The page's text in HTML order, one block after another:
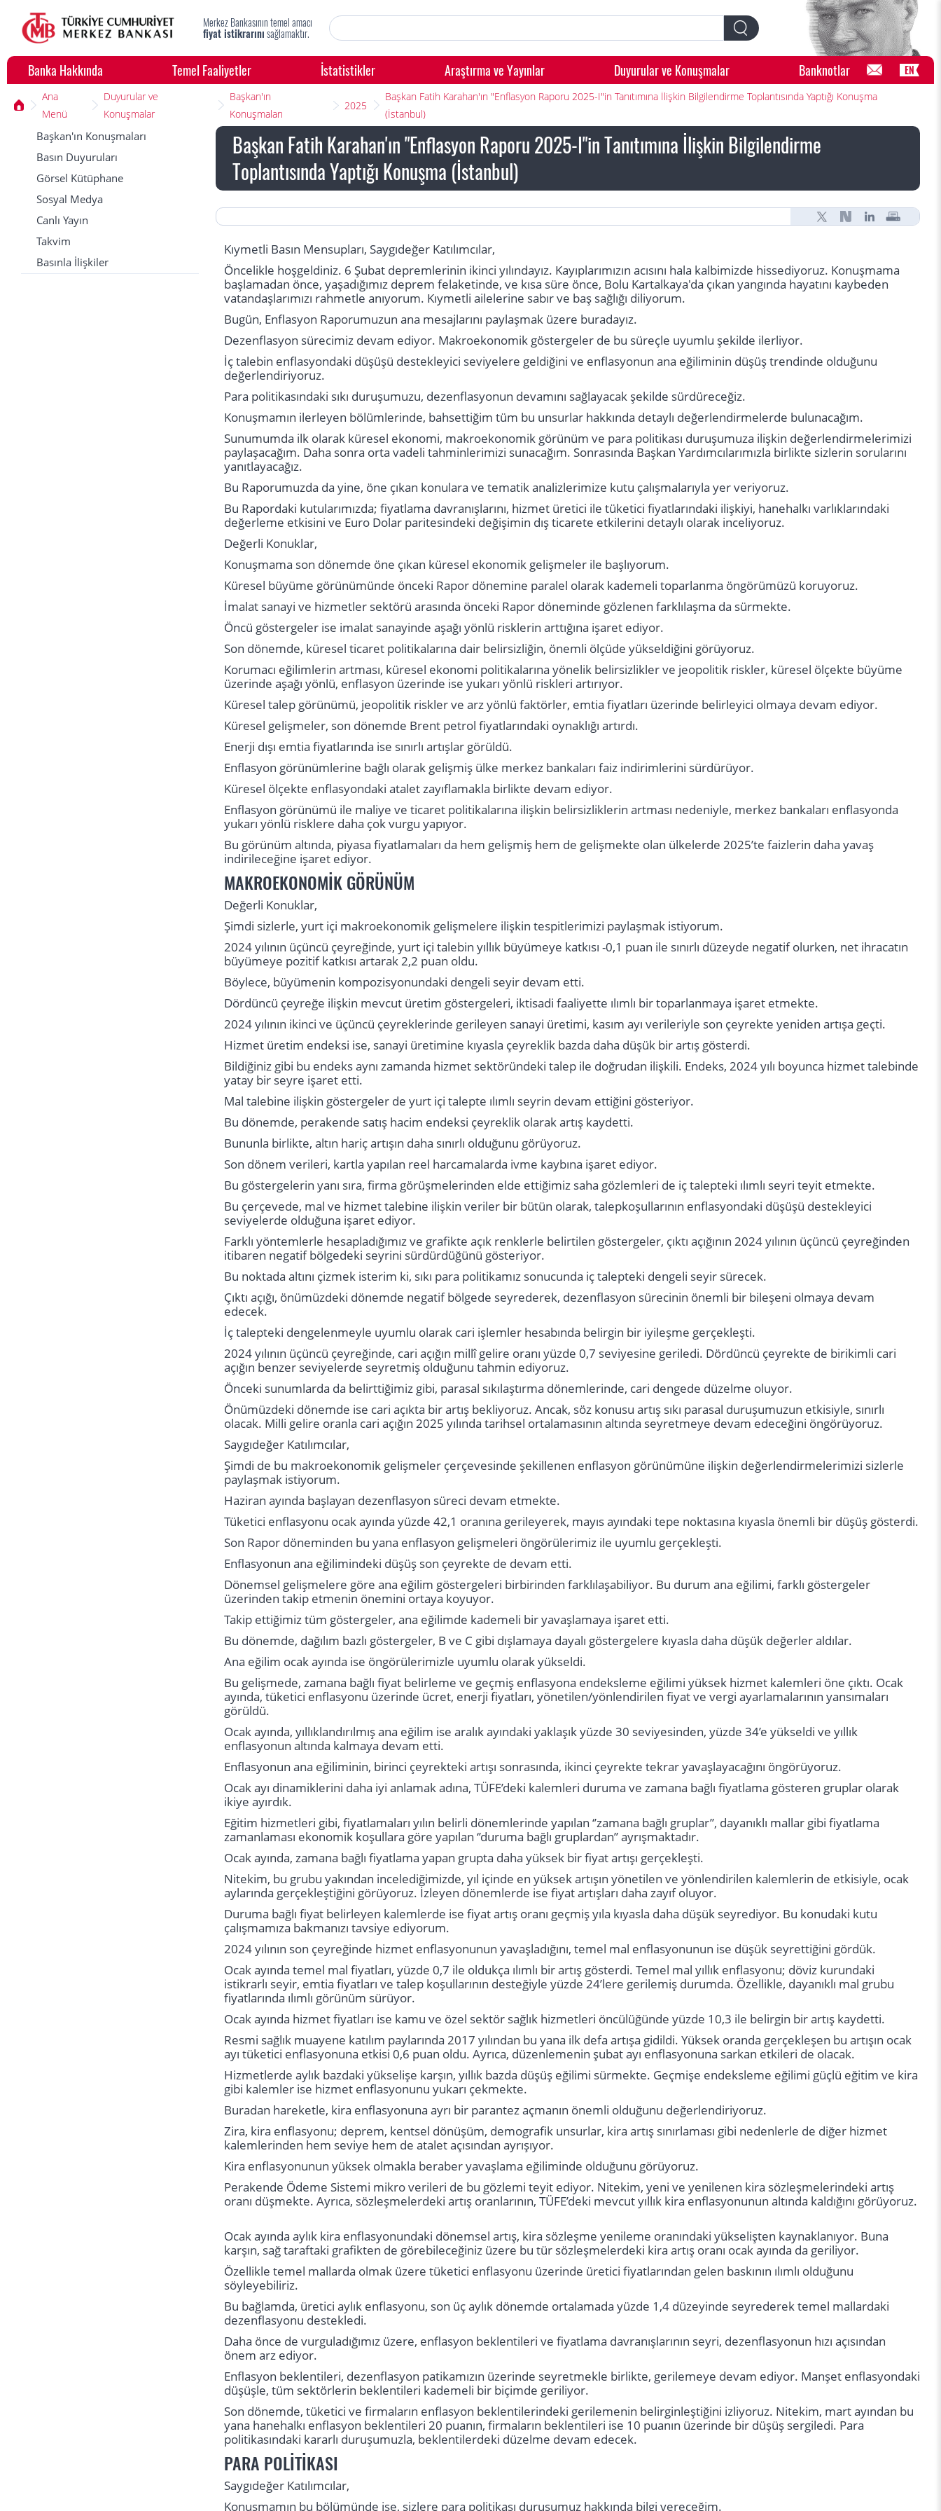
Merkez Bankasının temel amacı
fiyat istikrarınısağlamaktır.
Banka Hakkında Temel Faaliyetler İstatistikler Araştırma ve Yayınlar Duyurular ve Konuşmalar Banknotlar EN
Ana
Menü
Duyurular ve
Konuşmalar
Başkan'ın
Konuşmaları
2025
Başkan Fatih Karahan'ın "Enflasyon Raporu 2025-I"in Tanıtımına İlişkin Bilgilendirme Toplantısında Yaptığı Konuşma
(İstanbul)
Başkan'ın Konuşmaları
Basın Duyuruları
Görsel Kütüphane
Sosyal Medya
Canlı Yayın
Takvim
Basınla İlişkiler
Başkan Fatih Karahan'ın "Enflasyon Raporu 2025-I"in Tanıtımına İlişkin Bilgilendirme
Toplantısında Yaptığı Konuşma (İstanbul)
Kıymetli Basın Mensupları, Saygıdeğer Katılımcılar,
Öncelikle hoşgeldiniz. 6 Şubat depremlerinin ikinci yılındayız. Kayıplarımızın acısını hala kalbimizde hissediyoruz. Konuşmama
başlamadan önce, yaşadığımız deprem felaketinde, ve kısa süre önce, Bolu Kartalkaya'da çıkan yangında hayatını kaybeden
vatandaşlarımızı rahmetle anıyorum. Kıymetli ailelerine sabır ve baş sağlığı diliyorum.
Bugün, Enflasyon Raporumuzun ana mesajlarını paylaşmak üzere buradayız.
Dezenflasyon sürecimiz devam ediyor. Makroekonomik göstergeler de bu süreçle uyumlu şekilde ilerliyor.
İç talebin enflasyondaki düşüşü destekleyici seviyelere geldiğini ve enflasyonun ana eğiliminin düşüş trendinde olduğunu
değerlendiriyoruz.
Para politikasındaki sıkı duruşumuzu, dezenflasyonun devamını sağlayacak şekilde sürdüreceğiz.
Konuşmamın ilerleyen bölümlerinde, bahsettiğim tüm bu unsurlar hakkında detaylı değerlendirmelerde bulunacağım.
Sunumumda ilk olarak küresel ekonomi, makroekonomik görünüm ve para politikası duruşumuza ilişkin değerlendirmelerimizi
paylaşacağım. Daha sonra orta vadeli tahminlerimizi sunacağım. Sonrasında Başkan Yardımcılarımızla birlikte sizlerin sorularını
yanıtlayacağız.
Bu Raporumuzda da yine, öne çıkan konulara ve tematik analizlerimize kutu çalışmalarıyla yer veriyoruz.
Bu Rapordaki kutularımızda; fiyatlama davranışlarını, hizmet üretici ile tüketici fiyatlarındaki ilişkiyi, hanehalkı varlıklarındaki
değerleme etkisini ve Euro Dolar paritesindeki değişimin dış ticarete etkilerini detaylı olarak inceliyoruz.
Değerli Konuklar,
Konuşmama son dönemde öne çıkan küresel ekonomik gelişmeler ile başlıyorum.
Küresel büyüme görünümünde önceki Rapor dönemine paralel olarak kademeli toparlanma öngörümüzü koruyoruz.
İmalat sanayi ve hizmetler sektörü arasında önceki Rapor döneminde gözlenen farklılaşma da sürmekte.
Öncü göstergeler ise imalat sanayinde aşağı yönlü risklerin arttığına işaret ediyor.
Son dönemde, küresel ticaret politikalarına dair belirsizliğin, önemli ölçüde yükseldiğini görüyoruz.
Korumacı eğilimlerin artması, küresel ekonomi politikalarına yönelik belirsizlikler ve jeopolitik riskler, küresel ölçekte büyüme
üzerinde aşağı yönlü, enflasyon üzerinde ise yukarı yönlü riskleri artırıyor.
Küresel talep görünümü, jeopolitik riskler ve arz yönlü faktörler, emtia fiyatları üzerinde belirleyici olmaya devam ediyor.
Küresel gelişmeler, son dönemde Brent petrol fiyatlarındaki oynaklığı artırdı.
Enerji dışı emtia fiyatlarında ise sınırlı artışlar görüldü.
Enflasyon görünümlerine bağlı olarak gelişmiş ülke merkez bankaları faiz indirimlerini sürdürüyor.
Küresel ölçekte enflasyondaki atalet zayıflamakla birlikte devam ediyor.
Enflasyon görünümü ile maliye ve ticaret politikalarına ilişkin belirsizliklerin artması nedeniyle, merkez bankaları enflasyonda
yukarı yönlü risklere daha çok vurgu yapıyor.
Bu görünüm altında, piyasa fiyatlamaları da hem gelişmiş hem de gelişmekte olan ülkelerde 2025’te faizlerin daha yavaş
indirileceğine işaret ediyor.
MAKROEKONOMİK GÖRÜNÜM
Değerli Konuklar,
Şimdi sizlerle, yurt içi makroekonomik gelişmelere ilişkin tespitlerimizi paylaşmak istiyorum.
2024 yılının üçüncü çeyreğinde, yurt içi talebin yıllık büyümeye katkısı -0,1 puan ile sınırlı düzeyde negatif olurken, net ihracatın
büyümeye pozitif katkısı artarak 2,2 puan oldu.
Böylece, büyümenin kompozisyonundaki dengeli seyir devam etti.
Dördüncü çeyreğe ilişkin mevcut üretim göstergeleri, iktisadi faaliyette ılımlı bir toparlanmaya işaret etmekte.
2024 yılının ikinci ve üçüncü çeyreklerinde gerileyen sanayi üretimi, kasım ayı verileriyle son çeyrekte yeniden artışa geçti.
Hizmet üretim endeksi ise, sanayi üretimine kıyasla çeyreklik bazda daha düşük bir artış gösterdi.
Bildiğiniz gibi bu endeks aynı zamanda hizmet sektöründeki talep ile doğrudan ilişkili. Endeks, 2024 yılı boyunca hizmet talebinde
yatay bir seyre işaret etti.
Mal talebine ilişkin göstergeler de yurt içi talepte ılımlı seyrin devam ettiğini gösteriyor.
Bu dönemde, perakende satış hacim endeksi çeyreklik olarak artış kaydetti.
Bununla birlikte, altın hariç artışın daha sınırlı olduğunu görüyoruz.
Son dönem verileri, kartla yapılan reel harcamalarda ivme kaybına işaret ediyor.
Bu göstergelerin yanı sıra, firma görüşmelerinden elde ettiğimiz saha gözlemleri de iç talepteki ılımlı seyri teyit etmekte.
Bu çerçevede, mal ve hizmet talebine ilişkin veriler bir bütün olarak, talepkoşullarının enflasyondaki düşüşü destekleyici
seviyelerde olduğuna işaret ediyor.
Farklı yöntemlerle hesapladığımız ve grafikte açık renklerle belirtilen göstergeler, çıktı açığının 2024 yılının üçüncü çeyreğinden
itibaren negatif bölgedeki seyrini sürdürdüğünü gösteriyor.
Bu noktada altını çizmek isterim ki, sıkı para politikamız sonucunda iç talepteki dengeli seyir sürecek.
Çıktı açığı, önümüzdeki dönemde negatif bölgede seyrederek, dezenflasyon sürecinin önemli bir bileşeni olmaya devam
edecek.
İç talepteki dengelenmeyle uyumlu olarak cari işlemler hesabında belirgin bir iyileşme gerçekleşti.
2024 yılının üçüncü çeyreğinde, cari açığın millî gelire oranı yüzde 0,7 seviyesine geriledi. Dördüncü çeyrekte de birikimli cari
açığın benzer seviyelerde seyretmiş olduğunu tahmin ediyoruz.
Önceki sunumlarda da belirttiğimiz gibi, parasal sıkılaştırma dönemlerinde, cari dengede düzelme oluyor.
Önümüzdeki dönemde ise cari açıkta bir artış bekliyoruz. Ancak, söz konusu artış sıkı parasal duruşumuzun etkisiyle, sınırlı
olacak. Milli gelire oranla cari açığın 2025 yılında tarihsel ortalamasının altında seyretmeye devam edeceğini öngörüyoruz.
Saygıdeğer Katılımcılar,
Şimdi de bu makroekonomik gelişmeler çerçevesinde şekillenen enflasyon görünümüne ilişkin değerlendirmelerimizi sizlerle
paylaşmak istiyorum.
Haziran ayında başlayan dezenflasyon süreci devam etmekte.
Tüketici enflasyonu ocak ayında yüzde 42,1 oranına gerileyerek, mayıs ayındaki tepe noktasına kıyasla önemli bir düşüş gösterdi.
Son Rapor döneminden bu yana enflasyon gelişmeleri öngörülerimiz ile uyumlu gerçekleşti.
Enflasyonun ana eğilimindeki düşüş son çeyrekte de devam etti.
Dönemsel gelişmelere göre ana eğilim göstergeleri birbirinden farklılaşabiliyor. Bu durum ana eğilimi, farklı göstergeler
üzerinden takip etmenin önemini ortaya koyuyor.
Takip ettiğimiz tüm göstergeler, ana eğilimde kademeli bir yavaşlamaya işaret etti.
Bu dönemde, dağılım bazlı göstergeler, B ve C gibi dışlamaya dayalı göstergelere kıyasla daha düşük değerler aldılar.
Ana eğilim ocak ayında ise öngörülerimizle uyumlu olarak yükseldi.
Bu gelişmede, zamana bağlı fiyat belirleme ve geçmiş enflasyona endeksleme eğilimi yüksek hizmet kalemleri öne çıktı. Ocak
ayında, tüketici enflasyonu üzerinde ücret, enerji fiyatları, yönetilen/yönlendirilen fiyat ve vergi ayarlamalarının yansımaları
görüldü.
Ocak ayında, yıllıklandırılmış ana eğilim ise aralık ayındaki yaklaşık yüzde 30 seviyesinden, yüzde 34’e yükseldi ve yıllık
enflasyonun altında kalmaya devam etti.
Enflasyonun ana eğiliminin, birinci çeyrekteki artışı sonrasında, ikinci çeyrekte tekrar yavaşlayacağını öngörüyoruz.
Ocak ayı dinamiklerini daha iyi anlamak adına, TÜFE’deki kalemleri duruma ve zamana bağlı fiyatlama gösteren gruplar olarak
ikiye ayırdık.
Eğitim hizmetleri gibi, fiyatlamaları yılın belirli dönemlerinde yapılan ‘’zamana bağlı gruplar’’, dayanıklı mallar gibi fiyatlama
zamanlaması ekonomik koşullara göre yapılan ‘’duruma bağlı gruplardan’’ ayrışmaktadır.
Ocak ayında, zamana bağlı fiyatlama yapan grupta daha yüksek bir fiyat artışı gerçekleşti.
Nitekim, bu grubu yakından incelediğimizde, yıl içinde en yüksek artışın yönetilen ve yönlendirilen kalemlerin de etkisiyle, ocak
aylarında gerçekleştiğini görüyoruz. İzleyen dönemlerde ise fiyat artışları daha zayıf oluyor.
Duruma bağlı fiyat belirleyen kalemlerde ise fiyat artış oranı geçmiş yıla kıyasla daha düşük seyrediyor. Bu konudaki kutu
çalışmamıza bakmanızı tavsiye ediyorum.
2024 yılının son çeyreğinde hizmet enflasyonunun yavaşladığını, temel mal enflasyonunun ise düşük seyrettiğini gördük.
Ocak ayında temel mal fiyatları, yüzde 0,7 ile oldukça ılımlı bir artış gösterdi. Temel mal yıllık enflasyonu; döviz kurundaki
istikrarlı seyir, emtia fiyatları ve talep koşullarının desteğiyle yüzde 24’lere gerilemiş durumda. Özellikle, dayanıklı mal grubu
fiyatlarında ılımlı görünüm sürüyor.
Ocak ayında hizmet fiyatları ise kamu ve özel sektör sağlık hizmetleri öncülüğünde yüzde 10,3 ile belirgin bir artış kaydetti.
Resmi sağlık muayene katılım paylarında 2017 yılından bu yana ilk defa artışa gidildi. Yüksek oranda gerçekleşen bu artışın ocak
ayı tüketici enflasyonuna etkisi 0,6 puan oldu. Ayrıca, düzenlemenin şubat ayı enflasyonuna sarkan etkileri de olacak.
Hizmetlerde aylık bazdaki yükselişe karşın, yıllık bazda düşüş eğilimi sürmekte. Geçmişe endeksleme eğilimi güçlü eğitim ve kira
gibi kalemler ise hizmet enflasyonunu yukarı çekmekte.
Buradan hareketle, kira enflasyonuna ayrı bir parantez açmanın önemli olduğunu değerlendiriyoruz.
Zira, kira enflasyonu; deprem, kentsel dönüşüm, demografik unsurlar, kira artış sınırlaması gibi nedenlerle de diğer hizmet
kalemlerinden hem seviye hem de atalet açısından ayrışıyor.
Kira enflasyonunun yüksek olmakla beraber yavaşlama eğiliminde olduğunu görüyoruz.
Perakende Ödeme Sistemi mikro verileri de bu gözlemi teyit ediyor. Nitekim, yeni ve yenilenen kira sözleşmelerindeki artış
oranı düşmekte. Ayrıca, sözleşmelerdeki artış oranlarının, TÜFE’deki mevcut yıllık kira enflasyonunun altında kaldığını görüyoruz.
Ocak ayında aylık kira enflasyonundaki dönemsel artış, kira sözleşme yenileme oranındaki yükselişten kaynaklanıyor. Buna
karşın, sağ taraftaki grafikten de görebileceğiniz üzere bu tür sözleşmelerdeki kira artış oranı ocak ayında da geriliyor.
Özellikle temel mallarda olmak üzere tüketici enflasyonu üzerinde üretici fiyatlarından gelen baskının ılımlı olduğunu
söyleyebiliriz.
Bu bağlamda, üretici aylık enflasyonu, son üç aylık dönemde ortalamada yüzde 1,4 düzeyinde seyrederek temel mallardaki
dezenflasyonu destekledi.
Daha önce de vurguladığımız üzere, enflasyon beklentileri ve fiyatlama davranışlarının seyri, dezenflasyonun hızı açısından
önem arz ediyor.
Enflasyon beklentileri, dezenflasyon patikamızın üzerinde seyretmekle birlikte, gerilemeye devam ediyor. Manşet enflasyondaki
düşüşle, tüm sektörlerin beklentileri kademeli bir biçimde geriliyor.
Son dönemde, tüketici ve firmaların enflasyon beklentilerindeki gerilemenin belirginleştiğini izliyoruz. Nitekim, mart ayından bu
yana hanehalkı enflasyon beklentileri 20 puanın, firmaların beklentileri ise 10 puanın üzerinde bir düşüş sergiledi. Para
politikasındaki kararlı duruşumuzla, beklentilerdeki düzelme devam edecek.
PARA POLİTİKASI
Saygıdeğer Katılımcılar,
Konuşmamın bu bölümünde ise, sizlere para politikası duruşumuz hakkında bilgi vereceğim.